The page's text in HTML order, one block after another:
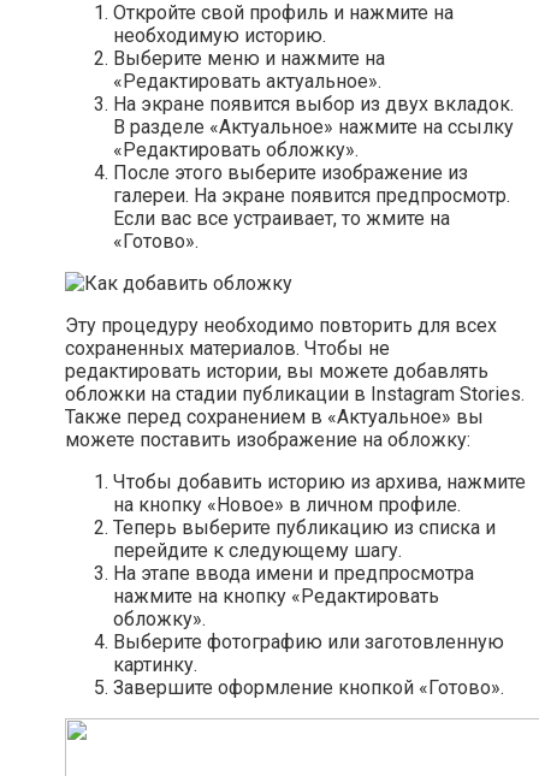
Откройте свой профиль и нажмите на
необходимую историю.
Выберите меню и нажмите на
«Редактировать актуальное».
На экране появится выбор из двух вкладок.
В разделе «Актуальное» нажмите на ссылку
«Редактировать обложку».
После этого выберите изображение из
галереи. На экране появится предпросмотр.
Если вас все устраивает, то жмите на
«Готово».
Эту процедуру необходимо повторить для всех
сохраненных материалов. Чтобы не
редактировать истории, вы можете добавлять
обложки на стадии публикации в Instagram Stories.
Также перед сохранением в «Актуальное» вы
можете поставить изображение на обложку:
Чтобы добавить историю из архива, нажмите
на кнопку «Новое» в личном профиле.
Теперь выберите публикацию из списка и
перейдите к следующему шагу.
На этапе ввода имени и предпросмотра
нажмите на кнопку «Редактировать
обложку».
Выберите фотографию или заготовленную
картинку.
Завершите оформление кнопкой «Готово».